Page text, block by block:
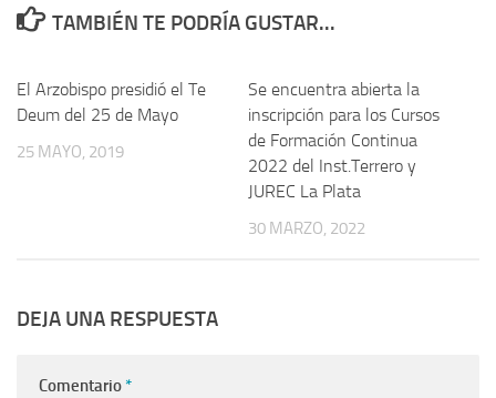
TAMBIÉN TE PODRÍA GUSTAR...
El Arzobispo presidió el Te
Deum del 25 de Mayo
25 MAYO, 2019
Se encuentra abierta la
inscripción para los Cursos
de Formación Continua
2022 del Inst.Terrero y
JUREC La Plata
30 MARZO, 2022
DEJA UNA RESPUESTA
Comentario *